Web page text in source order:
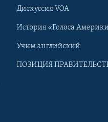
Дискуссия VOA
История «Голоса
Учим английский
ПОЗИЦИЯ